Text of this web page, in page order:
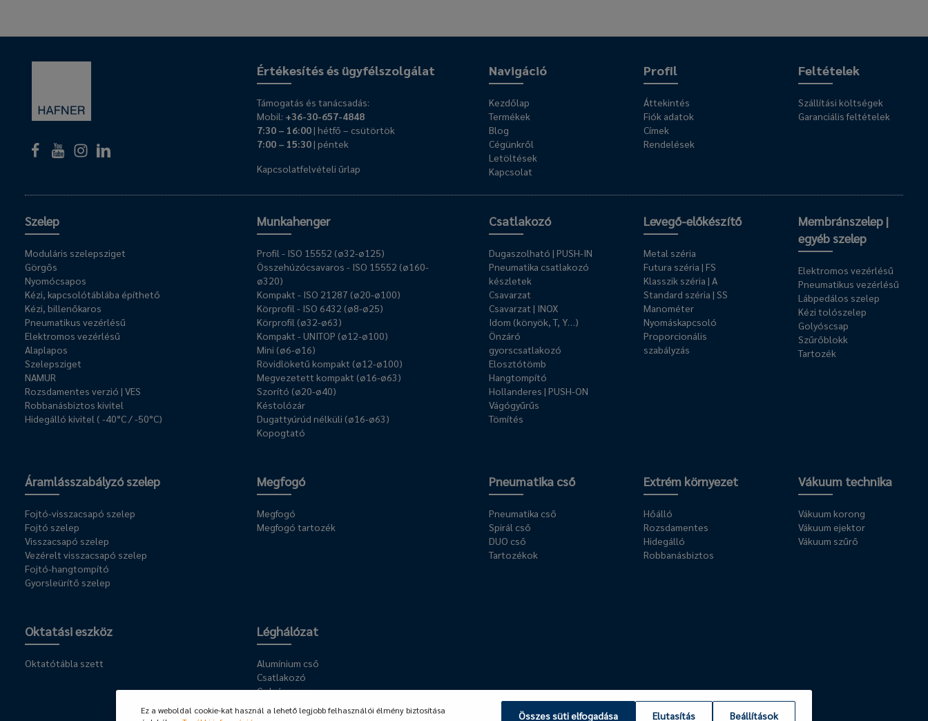
Navigáció
Kezdőlap
Termékek
Blog
Cégünkről
Letöltések
Kapcsolat
Profil
Áttekintés
Fiók adatok
Címek
Rendelések
Feltételek
Szállítási költségek
Garanciális feltételek
Értékesítés és ügyfélszolgálat
Támogatás és tanácsadás:
Mobil: +36-30-657-4848
7:30 – 16:00| hétfő – csütörtök
7:00 – 15:30| péntek
Kapcsolatfelvételi űrlap
Szelep
Moduláris szelepsziget
Görgős
Nyomócsapos
Kézi, kapcsolótáblába építhető
Kézi, billenőkaros
Pneumatikus vezérlésű
Elektromos vezérlésű
Alaplapos
Szelepsziget
NAMUR
Rozsdamentes verzió | VES
Robbanásbiztos kivitel
Hidegálló kivitel ( -40°C / -50°C)
Munkahenger
Profil - ISO 15552 (ø32-ø125)
Összehúzócsavaros - ISO 15552 (ø160-
ø320)
Kompakt - ISO 21287 (ø20-ø100)
Körprofil - ISO 6432 (ø8-ø25)
Körprofil (ø32-ø63)
Kompakt - UNITOP (ø12-ø100)
Mini (ø6-ø16)
Rövidlöketű kompakt (ø12-ø100)
Megvezetett kompakt (ø16-ø63)
Szorító (ø20-ø40)
Késtolózár
Dugattyúrúd nélküli (ø16-ø63)
Kopogtató
Csatlakozó
Dugaszolható | PUSH-IN
Pneumatika csatlakozó
készletek
Csavarzat
Csavarzat | INOX
Idom (könyök, T, Y…)
Önzáró
gyorscsatlakozó
Elosztótömb
Hangtompító
Hollanderes | PUSH-ON
Vágógyűrűs
Tömítés
Levegő-előkészítő
Metal széria
Futura széria | FS
Klasszik széria | A
Standard széria | SS
Manométer
Nyomáskapcsoló
Proporcionális
szabályzás
Membránszelep |
egyéb szelep
Elektromos vezérlésű
Pneumatikus vezérlésű
Lábpedálos szelep
Kézi tolószelep
Golyóscsap
Szűrőblokk
Tartozék
Áramlásszabályzó szelep
Fojtó-visszacsapó szelep
Fojtó szelep
Visszacsapó szelep
Vezérelt visszacsapó szelep
Fojtó-hangtompító
Gyorsleürítő szelep
Megfogó
Megfogó
Megfogó tartozék
Pneumatika cső
Pneumatika cső
Spirál cső
DUO cső
Tartozékok
Extrém környezet
Hőálló
Rozsdamentes
Hidegálló
Robbanásbiztos
Vákuum technika
Vákuum korong
Vákuum ejektor
Vákuum szűrő
Oktatási eszköz
Oktatótábla szett
Léghálózat
Alumínium cső
Csatlakozó
Golyóscsap
Ez a weboldal cookie-kat használ a lehető legjobb felhasználói élmény biztosítása
Összes süti elfogadása Elutasítás Beállítások